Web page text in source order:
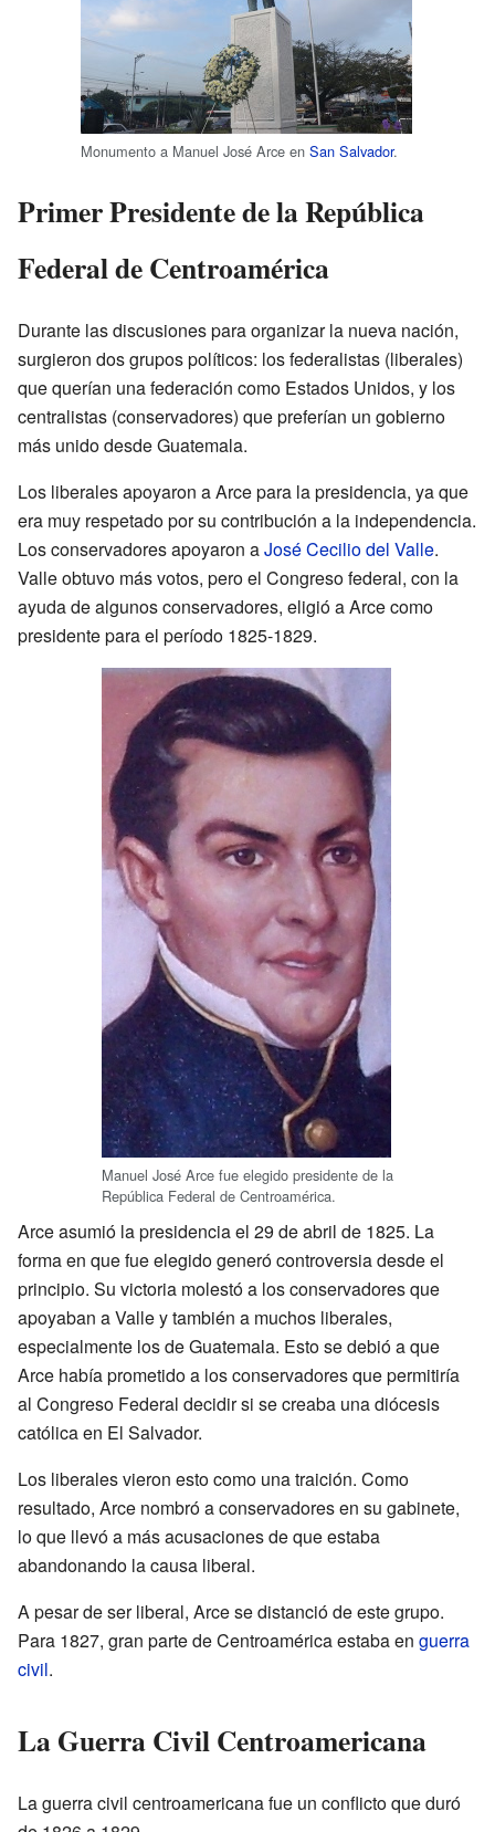
Monumento a Manuel José Arce en San Salvador.
Primer Presidente de la República
Federal de Centroamérica
Durante las discusiones para organizar la nueva nación,
surgieron dos grupos políticos: los federalistas (liberales)
que querían una federación como Estados Unidos, y los
centralistas (conservadores) que preferían un gobierno
más unido desde Guatemala.
Los liberales apoyaron a Arce para la presidencia, ya que
era muy respetado por su contribución a la independencia.
Los conservadores apoyaron aJosé Cecilio del Valle.
Valle obtuvo más votos, pero el Congreso federal, con la
ayuda de algunos conservadores, eligió a Arce como
presidente para el período 1825-1829.
Manuel José Arce fue elegido presidente de la
República Federal de Centroamérica.
Arce asumió la presidencia el 29 de abril de 1825. La
forma en que fue elegido generó controversia desde el
principio. Su victoria molestó a los conservadores que
apoyaban a Valle y también a muchos liberales,
especialmente los de Guatemala. Esto se debió a que
Arce había prometido a los conservadores que permitiría
al Congreso Federal decidir si se creaba una diócesis
católica en El Salvador.
Los liberales vieron esto como una traición. Como
resultado, Arce nombró a conservadores en su gabinete,
lo que llevó a más acusaciones de que estaba
abandonando la causa liberal.
A pesar de ser liberal, Arce se distanció de este grupo.
Para 1827, gran parte de Centroamérica estaba en guerra
civil.
La Guerra Civil Centroamericana
La guerra civil centroamericana fue un conflicto que duró